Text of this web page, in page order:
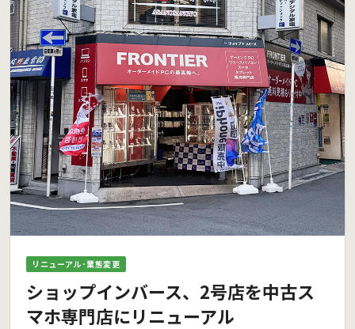
リニューアル･業態変更
ショップインバース、2号店を中古ス
マホ専門店にリニューアル